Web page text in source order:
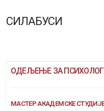
СИЛАБУСИ
ОДЕЉЕЊЕ ЗА
МАСТЕР АКАДЕМСКЕ